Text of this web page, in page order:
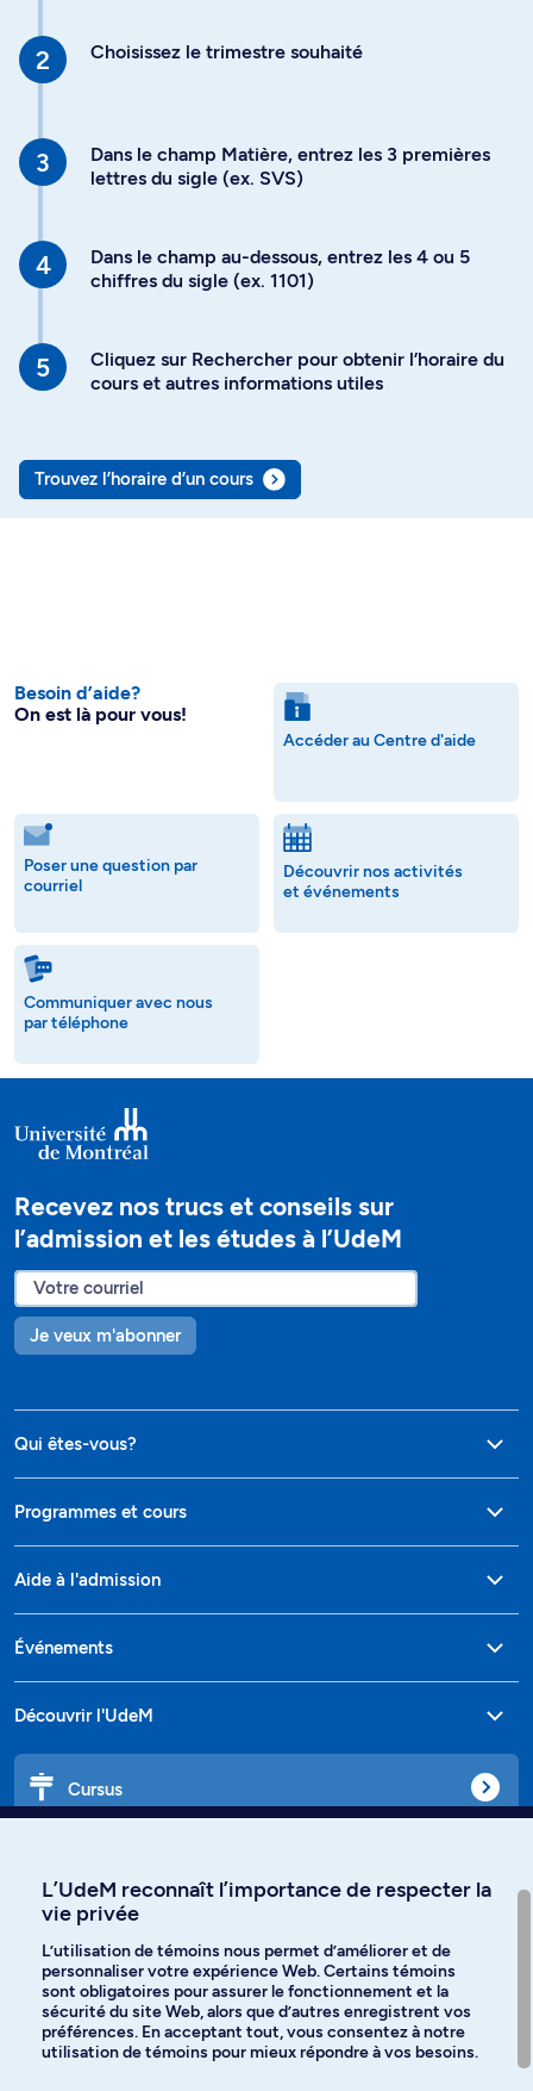
Choisissez le trimestre souhaité
Dans le champ Matière, entrez les 3 premières
lettres du sigle (ex. SVS)
Dans le champ au-dessous, entrez les 4 ou 5
chiffres du sigle (ex. 1101)
Cliquez sur Rechercher pour obtenir l’horaire du
cours et autres informations utiles
Trouvez l’horaire d’un cours
Besoin d’aide?
On est là pour vous!
Accéder au Centre d'aide
Poser une question par
courriel
Découvrir nos activités
et événements
Communiquer avec nous
par téléphone
Recevez nos trucs et conseils sur
l’admission et les études à l’UdeM
Je veux m'abonner
Qui êtes-vous?
Programmes et cours
Aide à l'admission
Événements
Découvrir l'UdeM
Cursus
Langues
Facebook Instagram
L’UdeM reconnaît l’importance de respecter la
vie privée
L’utilisation de témoins nous permet d’améliorer et de
personnaliser votre expérience Web. Certains témoins
sont obligatoires pour assurer le fonctionnement et la
sécurité du site Web, alors que d’autres enregistrent vos
préférences. En acceptant tout, vous consentez à notre
utilisation de témoins pour mieux répondre à vos besoins.